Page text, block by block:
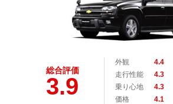
総合評価
3.9
外観 4.4
走行性能
4.3
乗り心地
4.3
価格
4.1